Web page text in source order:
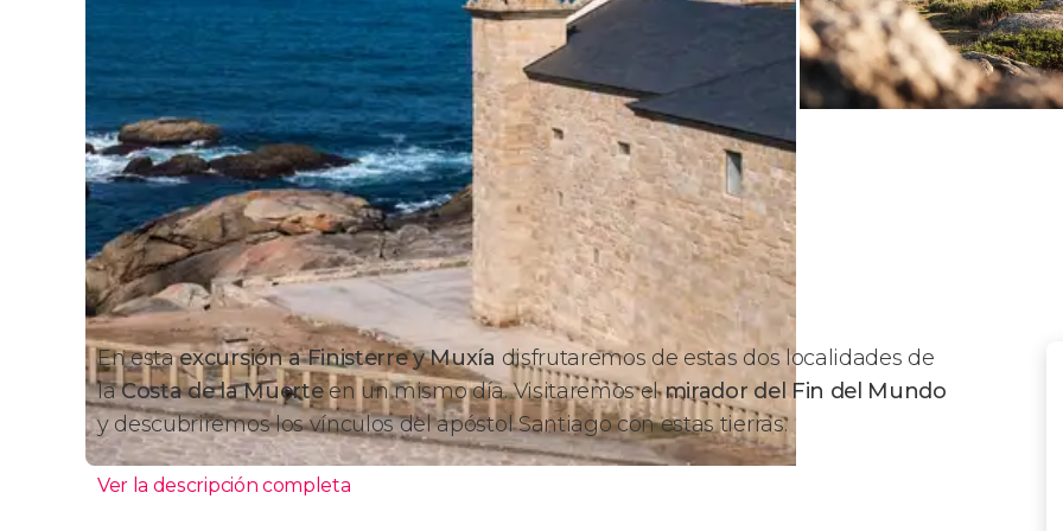
En estaexcursión a Finisterre y Muxía disfrutaremos de estas dos localidades de
laCosta de la Muerteen un mismo día. Visitaremos elmirador del Fin del Mundo
y descubriremos los vínculos del apóstol Santiago con estas tierras.
Ver la descripción completa